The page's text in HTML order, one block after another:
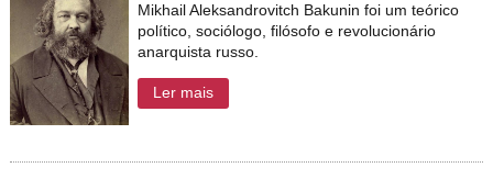
Mikhail Aleksandrovitch Bakunin foi um teórico
político, sociólogo, filósofo e revolucionário
anarquista russo.
Ler mais